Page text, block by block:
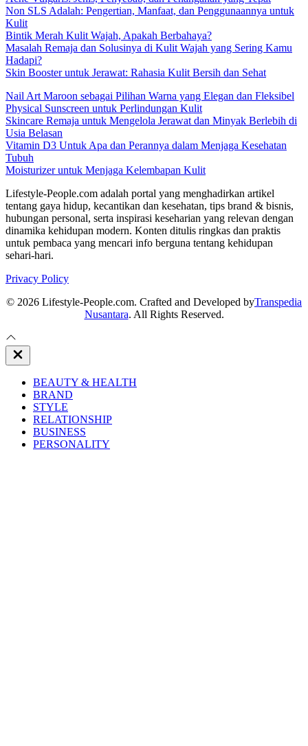
Non SLS Adalah: Pengertian, Manfaat, dan Penggunaannya untuk
Kulit
Bintik Merah Kulit Wajah, Apakah Berbahaya?
Masalah Remaja dan Solusinya di Kulit Wajah yang Sering Kamu
Hadapi?
Skin Booster untuk Jerawat: Rahasia Kulit Bersih dan Sehat
Nail Art Maroon sebagai Pilihan Warna yang Elegan dan Fleksibel
Physical Sunscreen untuk Perlindungan Kulit
Skincare Remaja untuk Mengelola Jerawat dan Minyak Berlebih di
Usia Belasan
Vitamin D3 Untuk Apa dan Perannya dalam Menjaga Kesehatan
Tubuh
Moisturizer untuk Menjaga Kelembapan Kulit
Lifestyle-People.com adalah portal yang menghadirkan artikel
tentang gaya hidup, kecantikan dan kesehatan, tips brand & bisnis,
hubungan personal, serta inspirasi keseharian yang relevan dengan
dinamika kehidupan modern. Konten ditulis ringkas dan praktis
untuk pembaca yang mencari info berguna tentang kehidupan
sehari-hari.
Privacy Policy
© 2026 Lifestyle-People.com. Crafted and Developed byTranspedia
Nusantara. All Rights Reserved.
Close
Off
BEAUTY & HEALTH
BRAND
STYLE
RELATIONSHIP
BUSINESS
PERSONALITY